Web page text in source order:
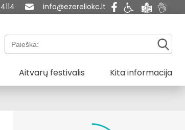
info@ezereliokc.lt
Paieška:
Aitvarų festivalis Kita informacija